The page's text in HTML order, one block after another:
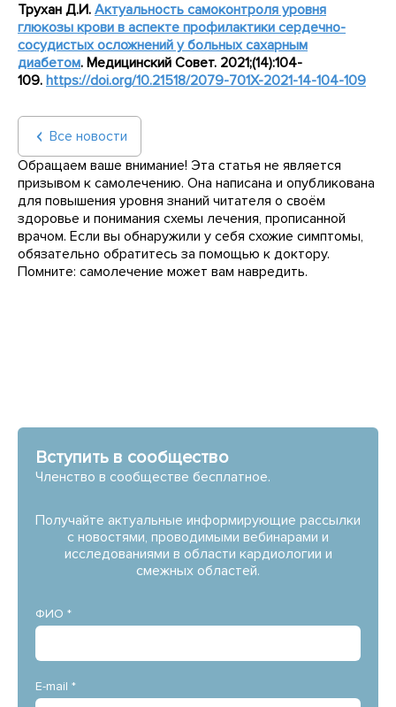
Трухан Д.И. Актуальность самоконтроля уровня
глюкозы крови в аспекте профилактики сердечно-
сосудистых осложнений у больных сахарным
диабетом. Медицинский Совет. 2021;(14):104-
109. https://doi.org/10.21518/2079-701X-2021-14-104-109
Все новости
Обращаем ваше внимание! Эта статья не является
призывом к самолечению. Она написана и опубликована
для повышения уровня знаний читателя о своём
здоровье и понимания схемы лечения, прописанной
врачом. Если вы обнаружили у себя схожие симптомы,
обязательно обратитесь за помощью к доктору.
Помните: самолечение может вам навредить.
Вступить в сообщество
Членство в сообществе бесплатное.
Получайте актуальные информирующие рассылки
с новостями, проводимыми вебинарами и
исследованиями в области кардиологии и
смежных областей.
ФИО *
E-mail *